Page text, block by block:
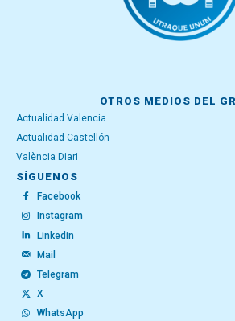
OTROS MEDIOS DEL
Actualidad Valencia
Actualidad Castellón
València Diari
SÍGUENOS
Facebook
Instagram
Linkedin
Mail
Telegram
X
WhatsApp